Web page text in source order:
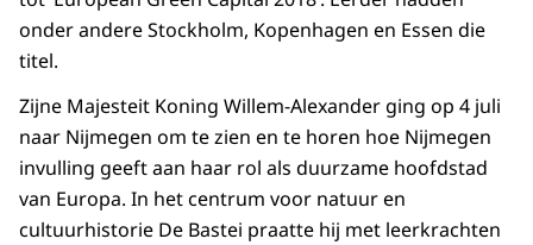
onder andere Stockholm, Kopenhagen en Essen die
titel.
Zijne Majesteit Koning Willem-Alexander ging op 4 juli
naar Nijmegen om te zien en te horen hoe Nijmegen
invulling geeft aan haar rol als duurzame hoofdstad
van Europa. In het centrum voor natuur en
cultuurhistorie De Bastei praatte hij met leerkrachten